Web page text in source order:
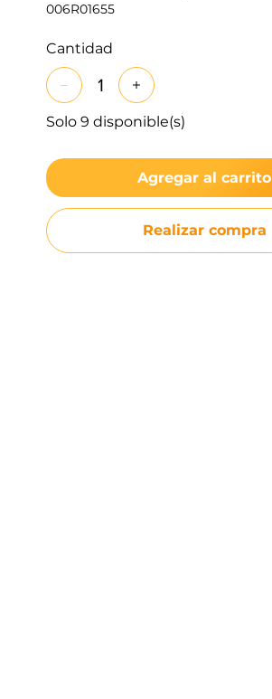
006R01655
Cantidad
Solo 9 disponible(s)
Agregar al carrito
Realizar compra